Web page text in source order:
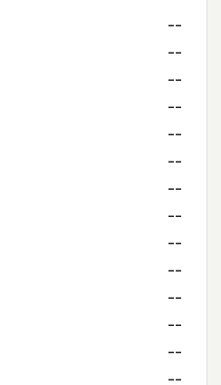
--
--
--
--
--
--
--
--
--
--
--
--
--
--